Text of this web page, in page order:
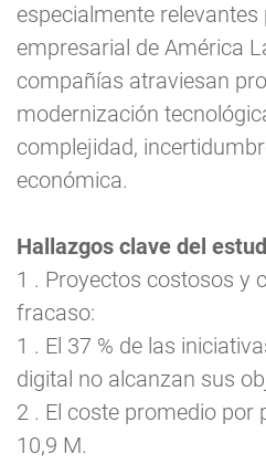
especialmente
empresarial de América
compañías atraviesan
modernización
complejidad,
económica.
Hallazgos clave del
1 . Proyectos costosos y
fracaso:
1 . El 37 % de las
digital no alcanzan sus
2 . El coste promedio por
10,9 M.